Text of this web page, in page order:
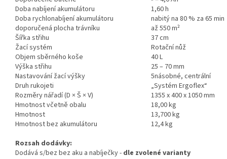
Doba nabíjení akumulátoru
1,60 h
Doba rychlonabíjení akumulátoru
nabitý na 80 % za 65 min
doporučená plocha trávníku
až 550 m²
Šířka střihu
37 cm
Žací systém
Rotační nůž
Objem sběrného koše
40 L
Výška střihu
25 – 70 mm
Nastavování žací výšky
5násobné, centrální
Druh rukojeti
„Systém Ergoflex“
Rozměry nářadí (D × Š × V)
1355 x 400 x 1050 mm
Hmotnost včetně obalu
18,00 kg
Hmotnost
13,700 kg
Hmotnost bez akumulátoru
12,4 kg
Rozsah dodávky:
Dodává s/bez bez aku a nabíječky - dle zvolené varianty